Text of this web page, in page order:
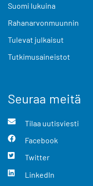
Suomi lukuina
Rahanarvonmuunnin
Tulevat julkaisut
Tutkimusaineistot
Seuraa meitä
Tilaa uutisviesti
Facebook
Twitter
LinkedIn